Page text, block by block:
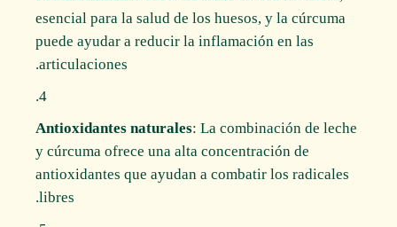
esencial para la salud de los huesos, y la cúrcuma
puede ayudar a reducir la inflamación en las
articulaciones.
Antioxidantes naturales: La combinación de leche
y cúrcuma ofrece una alta concentración de
antioxidantes que ayudan a combatir los radicales
libres.